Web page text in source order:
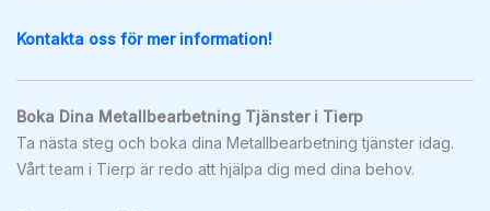
Kontakta oss för mer information!
Boka Dina Metallbearbetning Tjänster i Tierp
Ta nästa steg och boka dina Metallbearbetning tjänster idag.
Vårt team i Tierp är redo att hjälpa dig med dina behov.